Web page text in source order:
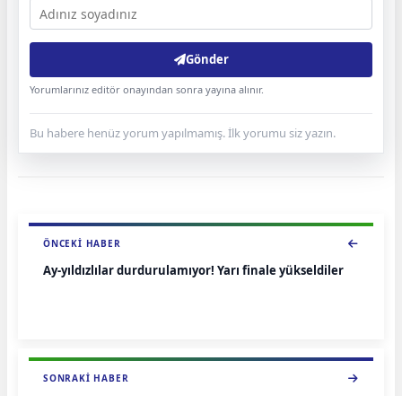
Gönder
Yorumlarınız editör onayından sonra yayına alınır.
Bu habere henüz yorum yapılmamış. İlk yorumu siz yazın.
ÖNCEKI HABER
Ay-yıldızlılar durdurulamıyor! Yarı finale yükseldiler
SONRAKI HABER